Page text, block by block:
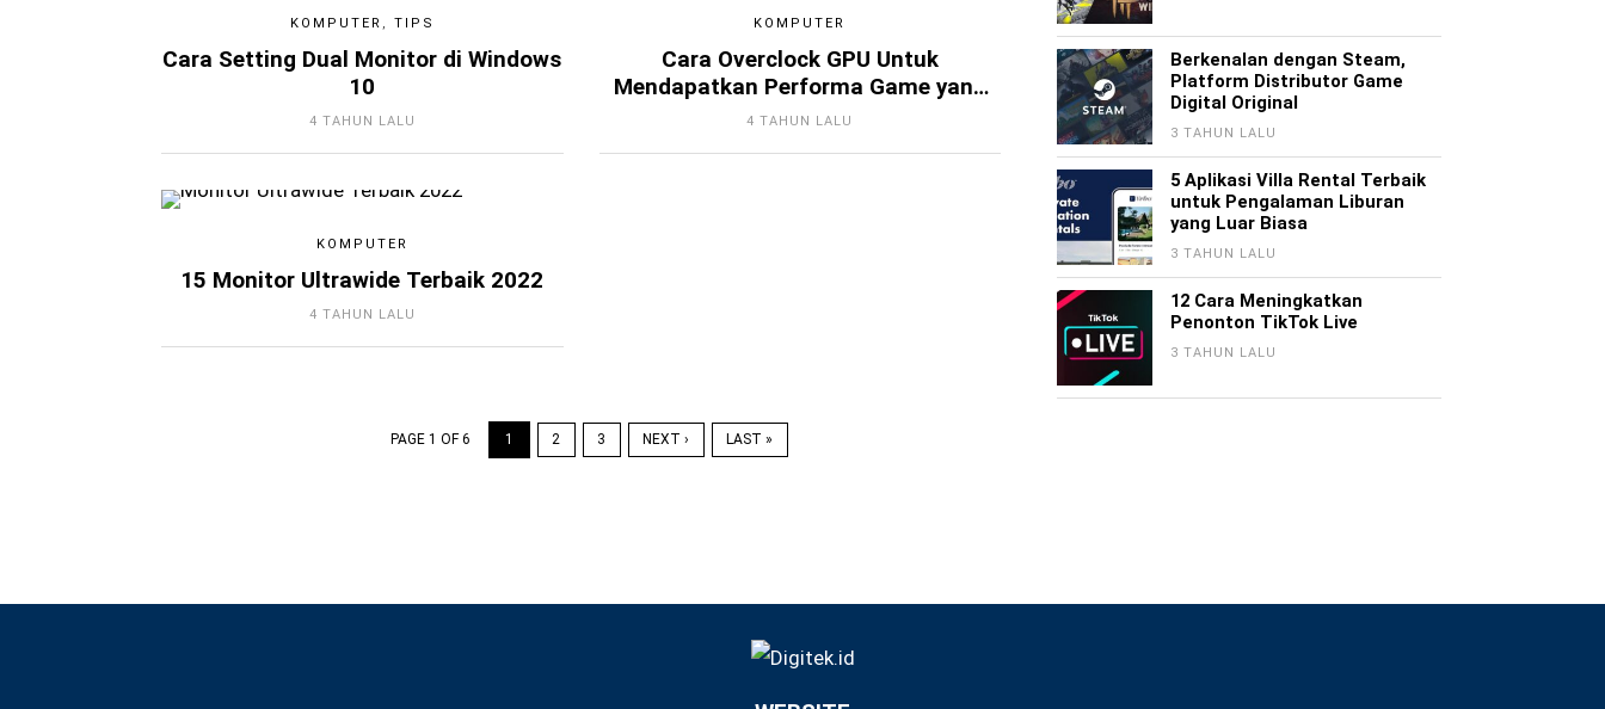
KOMPUTER , TIPS
Cara Setting Dual Monitor di Windows
10
4 TAHUN LALU
KOMPUTER
Cara Overclock GPU Untuk
Mendapatkan Performa Game yang
Lebih Baik
4 TAHUN LALU
KOMPUTER
15 Monitor Ultrawide Terbaik 2022
4 TAHUN LALU
PAGE 1 OF 6 1 2 3 NEXT › LAST »
Berkenalan dengan Steam,
Platform Distributor Game
Digital Original
3 TAHUN LALU
5 Aplikasi Villa Rental Terbaik
untuk Pengalaman Liburan
yang Luar Biasa
3 TAHUN LALU
12 Cara Meningkatkan
Penonton TikTok Live
3 TAHUN LALU